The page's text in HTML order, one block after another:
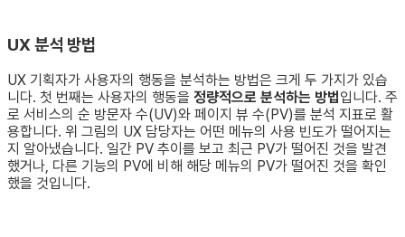
UX 분석 방법
UX 기획자가 사용자의 행동을 분석하는 방법은 크게 두 가지가 있습
니다. 첫 번째는 사용자의 행동을 정량적으로 분석하는 방법입니다. 주
로 서비스의 순 방문자 수(UV)와 페이지 뷰 수(PV)를 분석 지표로 활
용합니다. 위 그림의 UX 담당자는 어떤 메뉴의 사용 빈도가 떨어지는
지 알아냈습니다. 일간 PV 추이를 보고 최근 PV가 떨어진 것을 발견
했거나, 다른 기능의 PV에 비해 해당 메뉴의 PV가 떨어진 것을 확인
했을 것입니다.